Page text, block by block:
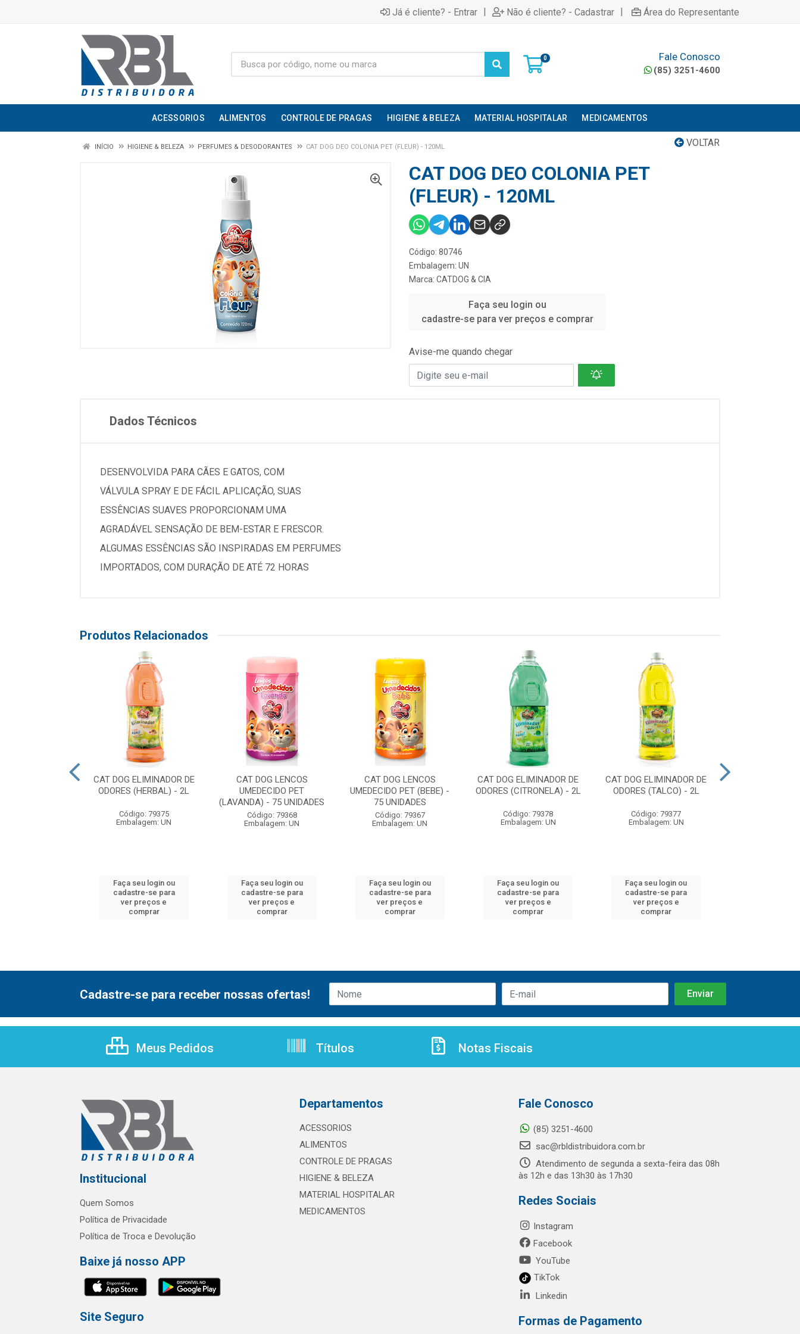
Já é cliente? - Entrar | Não é cliente? - Cadastrar | Área do Representante
0 Fale Conosco
(85) 3251-4600
ACESSORIOS ALIMENTOS CONTROLE DE PRAGAS HIGIENE & BELEZA MATERIAL HOSPITALAR MEDICAMENTOS
VOLTAR
INÍCIO HIGIENE & BELEZA PERFUMES & DESODORANTES CAT DOG DEO COLONIA PET (FLEUR) - 120ML
CAT DOG DEO COLONIA PET
(FLEUR) - 120ML
Código: 80746
Embalagem: UN
Marca: CATDOG & CIA
Faça seu login ou
cadastre-se para ver preços e comprar
Avise-me quando chegar
Dados Técnicos
DESENVOLVIDA PARA CÃES E GATOS, COM
VÁLVULA SPRAY E DE FÁCIL APLICAÇÃO, SUAS
ESSÊNCIAS SUAVES PROPORCIONAM UMA
AGRADÁVEL SENSAÇÃO DE BEM-ESTAR E FRESCOR.
ALGUMAS ESSÊNCIAS SÃO INSPIRADAS EM PERFUMES
IMPORTADOS, COM DURAÇÃO DE ATÉ 72 HORAS
Produtos Relacionados
CAT DOG ELIMINADOR DE
ODORES (HERBAL) - 2L
Código: 79375
Embalagem: UN
Faça seu login ou
cadastre-se para
ver preços e
comprar
CAT DOG LENCOS
UMEDECIDO PET
(LAVANDA) - 75 UNIDADES
Código: 79368
Embalagem: UN
Faça seu login ou
cadastre-se para
ver preços e
comprar
CAT DOG LENCOS
UMEDECIDO PET (BEBE) -
75 UNIDADES
Código: 79367
Embalagem: UN
Faça seu login ou
cadastre-se para
ver preços e
comprar
CAT DOG ELIMINADOR DE
ODORES (CITRONELA) - 2L
Código: 79378
Embalagem: UN
Faça seu login ou
cadastre-se para
ver preços e
comprar
CAT DOG ELIMINADOR DE
ODORES (TALCO) - 2L
Código: 79377
Embalagem: UN
Faça seu login ou
cadastre-se para
ver preços e
comprar
Cadastre-se para receber nossas ofertas!
Meus Pedidos Títulos Notas Fiscais
Institucional
Quem Somos
Política de Privacidade
Política de Troca e Devolução
Baixe já nosso APP
Site Seguro
Departamentos
ACESSORIOS
ALIMENTOS
CONTROLE DE PRAGAS
HIGIENE & BELEZA
MATERIAL HOSPITALAR
MEDICAMENTOS
Fale Conosco
(85) 3251-4600
sac@rbldistribuidora.com.br
Atendimento de segunda a sexta-feira das 08h
às 12h e das 13h30 às 17h30
Redes Sociais
Instagram
Facebook
YouTube
TikTok
Linkedin
Formas de Pagamento